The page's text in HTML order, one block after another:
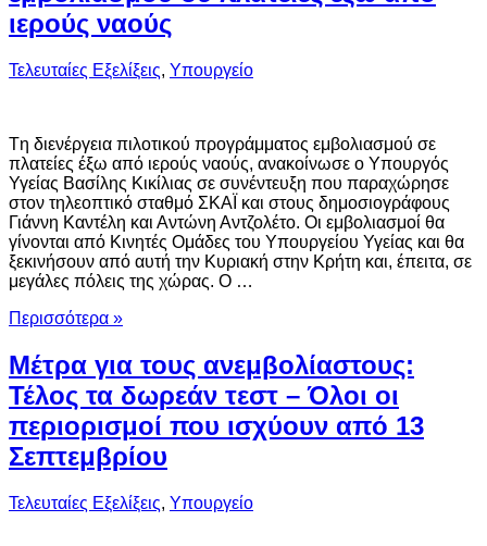
ιερούς ναούς
Τελευταίες Εξελίξεις, Υπουργείο
Tη διενέργεια πιλοτικού προγράμματος εμβολιασμού σε
πλατείες έξω από ιερούς ναούς, ανακοίνωσε ο Υπουργός
Υγείας Βασίλης Κικίλιας σε συνέντευξη που παραχώρησε
στον τηλεοπτικό σταθμό ΣΚΑΪ και στους δημοσιογράφους
Γιάννη Καντέλη και Αντώνη Αντζολέτο. Οι εμβολιασμοί θα
γίνονται από Κινητές Ομάδες του Υπουργείου Υγείας και θα
ξεκινήσουν από αυτή την Κυριακή στην Κρήτη και, έπειτα, σε
μεγάλες πόλεις της χώρας. Ο …
Περισσότερα »
Μέτρα για τους ανεμβολίαστους:
Τέλος τα δωρεάν τεστ – Όλοι οι
περιορισμοί που ισχύουν από 13
Σεπτεμβρίου
Τελευταίες Εξελίξεις, Υπουργείο